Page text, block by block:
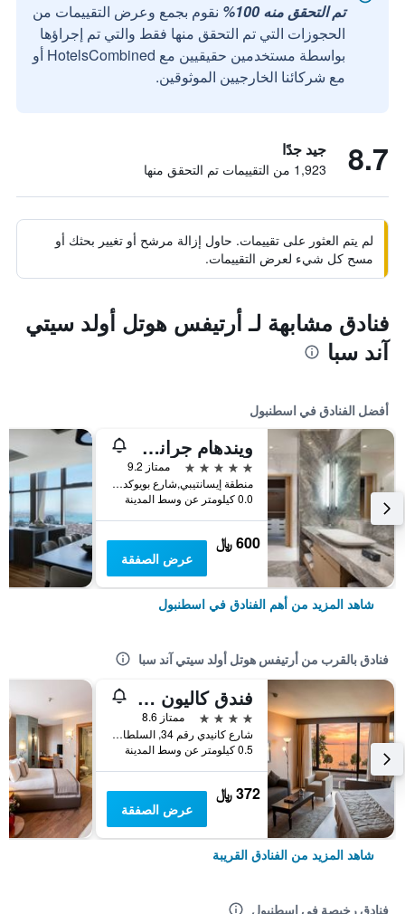
تم التحقق منه 100%
نقوم بجمع وعرض التقييمات من
الحجوزات التي تم التحقق منها فقط والتي تم إجراؤها
بواسطة مستخدمين حقيقيين مع HotelsCombined أو
مع شركائنا الخارجيين الموثوقين.
8.7 جيد جدًا
1,923 من التقييمات تم التحقق منها
لم يتم العثور على تقييمات. حاول إزالة مرشح أو تغيير بحثك أو
مسح كل شيء لعرض التقييمات.
فنادق مشابهة لـ أرتيفس هوتل أولد سيتي
آند سبا
أفضل الفنادق في اسطنبول
ويندهام جراند إسطنبول ليفينت
5 نجوم
ممتاز 9.2
منطقة إيسانتيبي,شارع بويوكديري 177-183 شيشلي, اسطنبول, تركيا
0.0 كيلومتر عن وسط المدينة
600 ﷼
عرض الصفقة
شاهد المزيد من أهم الفنادق في اسطنبول
فنادق بالقرب من أرتيفس هوتل أولد سيتي آند سبا
فندق كاليون إسطنبول
4 نجوم
ممتاز 8.6
شارع كانيدي رقم 34, السلطان أحمد, اسطنبول, تركيا
0.5 كيلومتر عن وسط المدينة
372 ﷼
عرض الصفقة
شاهد المزيد من الفنادق القريبة
فنادق رخيصة في اسطنبول